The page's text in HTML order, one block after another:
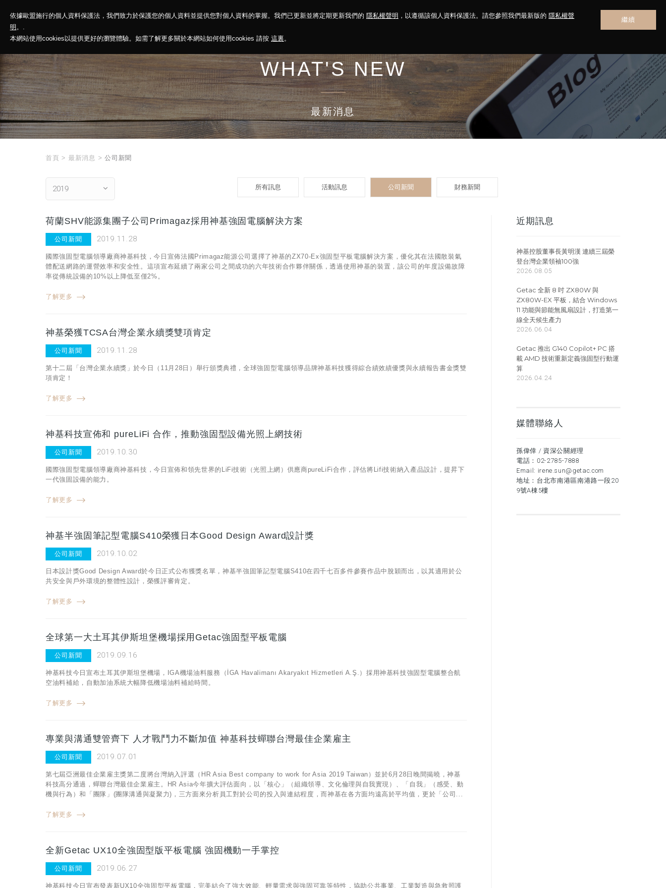
依據歐盟施行的個人資料保護法，我們致力於保護您的個人資料並提供您對個人資料的掌握。我們已更新並將定期更新我們的 隱私權聲明 ，以遵循該個人資料保護法。請您參照我們最新版的 隱私權聲
明 。.
本網站使用cookies以提供更好的瀏覽體驗。如需了解更多關於本網站如何使用cookies 請按 這裏。
繼續
神基投控 解決方案 永續報告 投資人關係 菁英招募 最新消息 聯絡我們
WHAT'S NEW
最新消息
首頁 > 最新消息 > 公司新聞
2019 所有訊息 活動訊息 公司新聞 財務新聞
荷蘭SHV能源集團子公司Primagaz採用神基強固電腦解決方案
公司新聞 2019.11.28
國際強固型電腦領導廠商神基科技，今日宣佈法國Primagaz能源公司選擇了神基的ZX70-Ex強固型平板電腦解決方案，優化其在法國散裝氣
體配送網路的運營效率和安全性。這項宣布延續了兩家公司之間成功的六年技術合作夥伴關係，透過使用神基的裝置，該公司的年度設備故障
率從傳統設備的10%以上降低至僅2%。
了解更多
神基榮獲TCSA台灣企業永續獎雙項肯定
公司新聞 2019.11.28
第十二屆「台灣企業永續獎」於今日（11月28日）舉行頒獎典禮，全球強固型電腦領導品牌神基科技獲得綜合績效績優獎與永續報告書金獎雙
項肯定！
了解更多
神基科技宣佈和 pureLiFi 合作，推動強固型設備光照上網技術
公司新聞 2019.10.30
國際強固型電腦領導廠商神基科技，今日宣佈和領先世界的LiFi技術（光照上網）供應商pureLiFi合作，評估將Lifi技術納入產品設計，提昇下
一代強固設備的能力。
了解更多
神基半強固筆記型電腦S410榮獲日本Good Design Award設計獎
公司新聞 2019.10.02
日本設計獎Good Design Award於今日正式公布獲獎名單，神基半強固筆記型電腦S410在四千七百多件參賽作品中脫穎而出，以其適用於公
共安全與戶外環境的整體性設計，榮獲評審肯定。
了解更多
全球第一大土耳其伊斯坦堡機場採用Getac強固型平板電腦
公司新聞 2019.09.16
神基科技今日宣布土耳其伊斯坦堡機場，IGA機場油料服務（İGA Havalimanı Akaryakıt Hizmetleri A.Ş.）採用神基科技強固型電腦整合航
空油料補給，自動加油系統大幅降低機場油料補給時間。
了解更多
專業與溝通雙管齊下 人才戰鬥力不斷加值 神基科技蟬聯台灣最佳企業雇主
公司新聞 2019.07.01
第七屆亞洲最佳企業雇主獎第二度將台灣納入評選（HR Asia Best company to work for Asia 2019 Taiwan）並於6月28日晚間揭曉，神基
科技高分通過，蟬聯台灣最佳企業雇主。HR Asia今年擴大評估面向，以「核心」（組織領導、文化倫理與自我實現）、「自我」（感受、動
機與行為）和「團隊」(團隊溝通與凝聚力)，三方面來分析員工對於公司的投入與連結程度，而神基在各方面均遠高於平均值，更於「公司...
了解更多
全新Getac UX10全強固型版平板電腦 強固機動一手掌控
公司新聞 2019.06.27
神基科技今日宣布發表新UX10全強固型平板電腦，完美結合了強大效能、輕量需求與強固可靠等特性，協助公共事業、工業製造與急救照護
近期訊息
神基控股董事長黃明漢 連續三屆榮
登台灣企業領袖100強
2026.08.05
Getac 全新 8 吋 ZX80W 與
ZX80W-EX 平板，結合 Windows
11 功能與節能無風扇設計，打造第一
線全天候生產力
2026.06.04
Getac 推出 G140 Copilot+ PC 搭
載 AMD 技術重新定義強固型行動運
算
2026.04.24
媒體聯絡人
孫偉倖 / 資深公關經理
電話： 02-2785-7888
Email: irene.sun@getac.com
地址：台北市南港區南港路一段20
9號A棟5樓